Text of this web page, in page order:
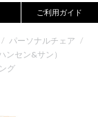
ご利用ガイド
/ パーソナルチェア /
ンセン&サン）
グ